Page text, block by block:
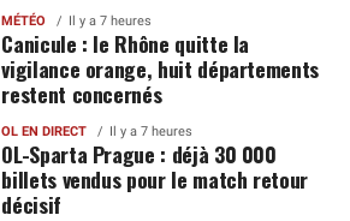
MÉTÉO Il y a 7 heures
Canicule : le Rhône quitte la
vigilance orange, huit départements
restent concernés
OL EN DIRECT Il y a 7 heures
OL-Sparta Prague : déjà 30 000
billets vendus pour le match retour
décisif